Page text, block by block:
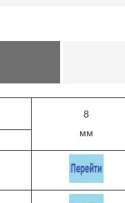
8
мм